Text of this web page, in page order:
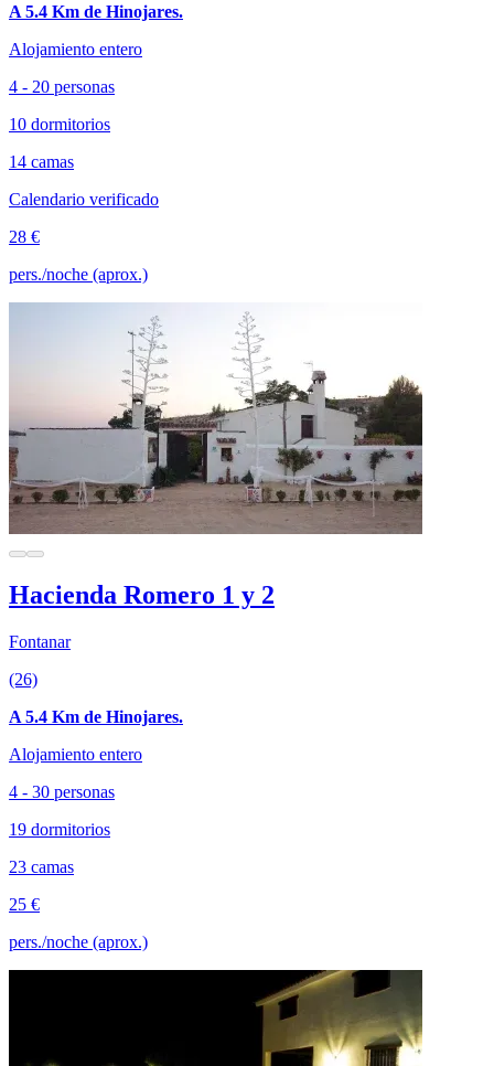
A 5.4 Km de Hinojares.
Alojamiento entero
4 - 20 personas
10 dormitorios
14 camas
Calendario verificado
28 €
pers./noche (aprox.)
Hacienda Romero 1 y 2
Fontanar
(26)
A 5.4 Km de Hinojares.
Alojamiento entero
4 - 30 personas
19 dormitorios
23 camas
25 €
pers./noche (aprox.)